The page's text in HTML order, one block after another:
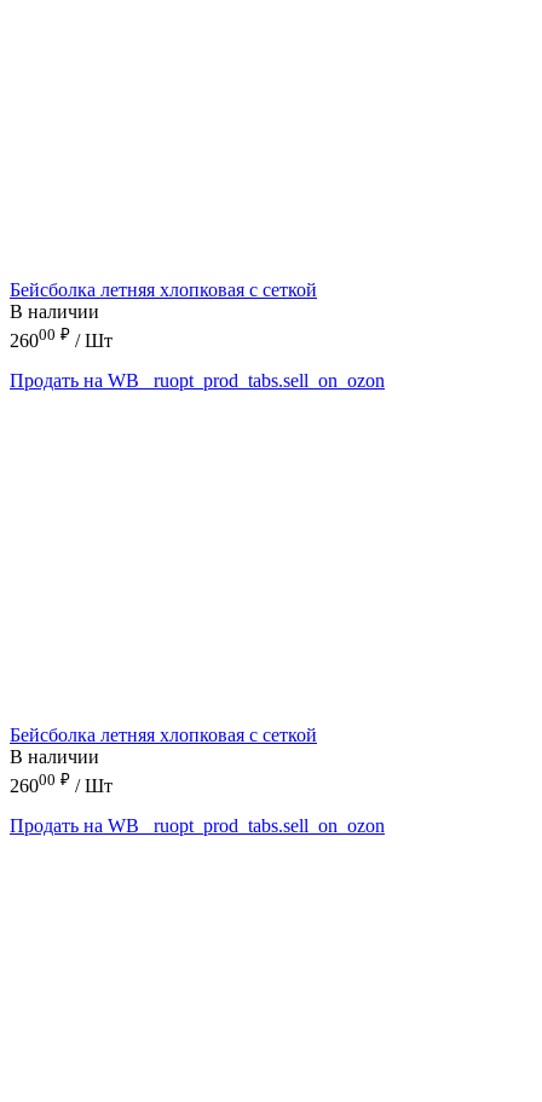
Бейсболка летняя хлопковая с сеткой
В наличии
26000 ₽ / Шт
Продать на WB
_ruopt_prod_tabs.sell_on_ozon
Бейсболка летняя хлопковая с сеткой
В наличии
26000 ₽ / Шт
Продать на WB
_ruopt_prod_tabs.sell_on_ozon